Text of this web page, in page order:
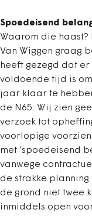
Spoedeisend
Waarom die haast?
Van Wiggen graag
heeft gezegd dat
voldoende tijd is
jaar klaar te
de N65. Wij zien
verzoek tot
voorlopige
met ‘spoedeisend
vanwege
de strakke planning
de grond niet twee
inmiddels open